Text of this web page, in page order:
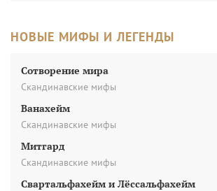
НОВЫЕ МИФЫ И ЛЕГЕНДЫ
Сотворение мира
Скандинавские мифы
Ванахейм
Скандинавские мифы
Митгард
Скандинавские мифы
Свартальфахейм и Лёссальфахейм